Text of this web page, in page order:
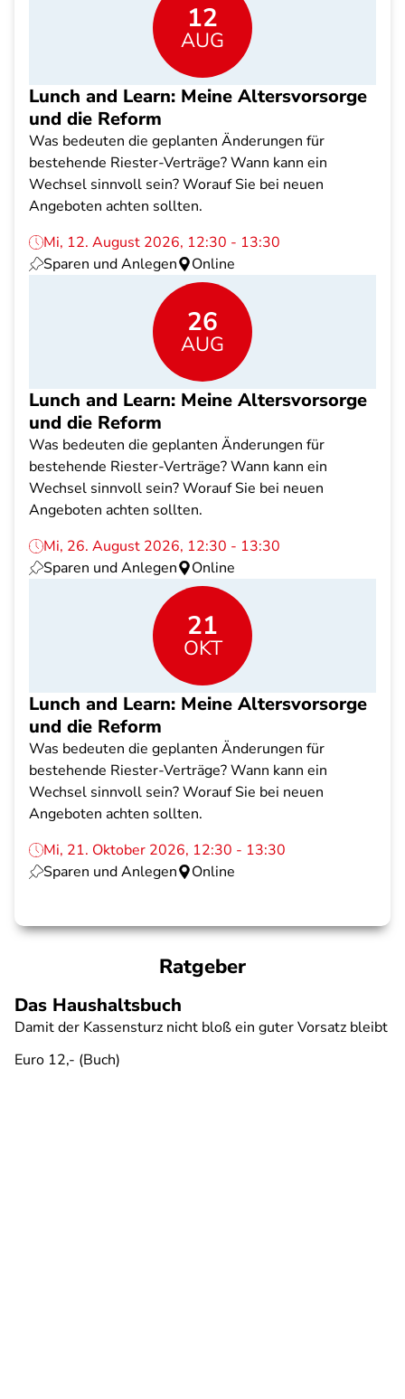
12
AUG
Lunch and Learn: Meine Altersvorsorge
und die Reform
Was bedeuten die geplanten Änderungen für
bestehende Riester-Verträge? Wann kann ein
Wechsel sinnvoll sein? Worauf Sie bei neuen
Angeboten achten sollten.
Mi, 12. August 2026, 12:30 - 13:30
Sparen und Anlegen
Online
26
AUG
Lunch and Learn: Meine Altersvorsorge
und die Reform
Was bedeuten die geplanten Änderungen für
bestehende Riester-Verträge? Wann kann ein
Wechsel sinnvoll sein? Worauf Sie bei neuen
Angeboten achten sollten.
Mi, 26. August 2026, 12:30 - 13:30
Sparen und Anlegen
Online
21
OKT
Lunch and Learn: Meine Altersvorsorge
und die Reform
Was bedeuten die geplanten Änderungen für
bestehende Riester-Verträge? Wann kann ein
Wechsel sinnvoll sein? Worauf Sie bei neuen
Angeboten achten sollten.
Mi, 21. Oktober 2026, 12:30 - 13:30
Sparen und Anlegen
Online
Ratgeber
Das Haushaltsbuch
Damit der Kassensturz nicht bloß ein guter Vorsatz bleibt
Euro 12,- (Buch)